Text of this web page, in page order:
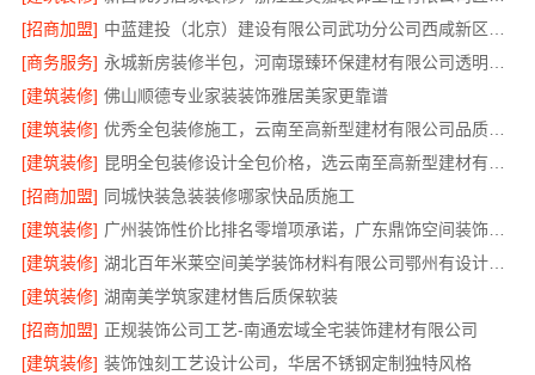
[招商加盟]
[商务服务]
[建筑装修] 佛山顺德专业家装装饰雅居美家更靠谱
[建筑装修]
优秀全包装修施工，云南至高新型建材有限公司品质保证
[建筑装修]
[招商加盟] 同城快装急装装修哪家快品质施工
[建筑装修]
广州装饰性价比排名零增项承诺，广东鼎饰空间装饰工程有限公司
[建筑装修]
湖北百年米莱空间美学装饰材料有限公司鄂州有设计感装修实景案例
[建筑装修] 湖南美学筑家建材售后质保软装
[招商加盟] 正规装饰公司工艺-南通宏域全宅装饰建材有限公司
[建筑装修] 装饰蚀刻工艺设计公司，华居不锈钢定制独特风格